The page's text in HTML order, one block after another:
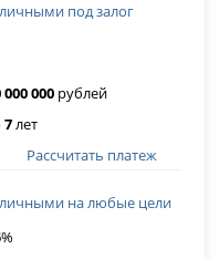
под залог
000 000 рублей
7лет
Рассчитать платеж
на любые цели
%